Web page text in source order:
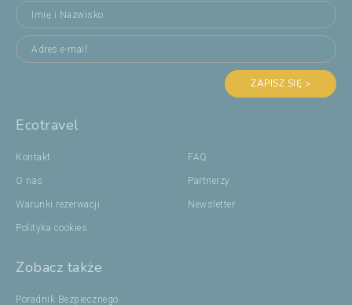
ZAPISZ SIĘ >
Ecotravel
Kontakt
O nas
Warunki rezerwacji
Polityka cookies
FAQ
Partnerzy
Newsletter
Zobacz także
Poradnik Bezpiecznego